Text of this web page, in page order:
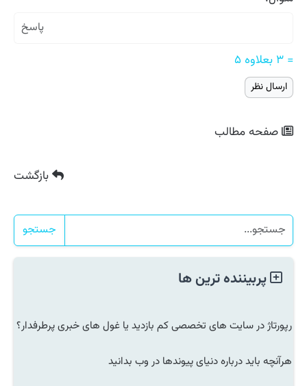
= ۳ بعلاوه ۵
صفحه مطالب
بازگشت
جستجو
پربیننده ترین ها
رپورتاژ در سایت های تخصصی کم بازدید یا غول های خبری پرطرفدار؟
هرآنچه باید درباره دنیای پیوندها در وب بدانید